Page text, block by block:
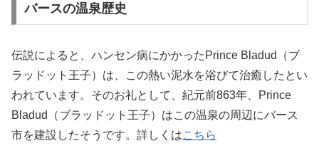
バースの温泉歴史
伝説によると、ハンセン病にかかったPrince Bladud（ブ
ラッドット王子）は、この熱い泥水を浴びて治癒したとい
われています。そのお礼として、紀元前863年、Prince
Bladud（ブラッドット王子）はこの温泉の周辺にバース
市を建設したそうです。詳しくはこちら